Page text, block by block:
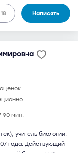
18 Написать
/ 90 мин.
учитель биологии.
года. Действующий